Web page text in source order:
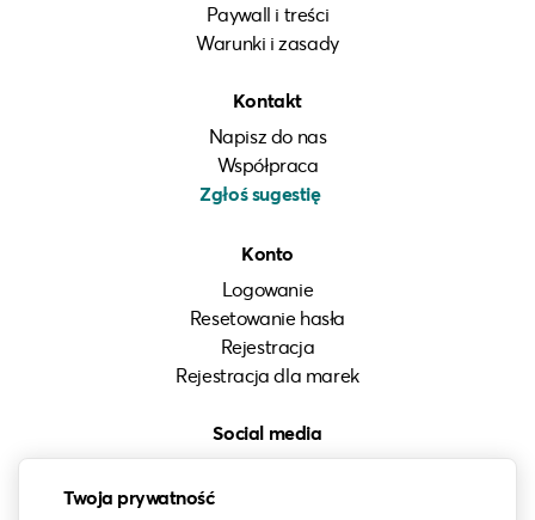
Twoja prywatność
Paywall i treści
Warunki i zasady
Kontakt
Napisz do nas
Współpraca
Zgłoś sugestię
Konto
Logowanie
Resetowanie hasła
Rejestracja
Rejestracja dla marek
Social media